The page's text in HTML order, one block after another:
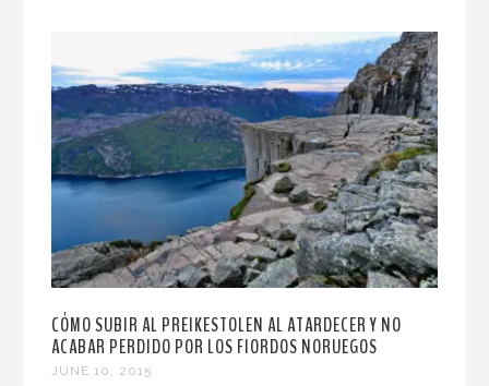
CÓMO SUBIR AL PREIKESTOLEN AL ATARDECER Y NO
ACABAR PERDIDO POR LOS FIORDOS NORUEGOS
JUNE 10, 2015